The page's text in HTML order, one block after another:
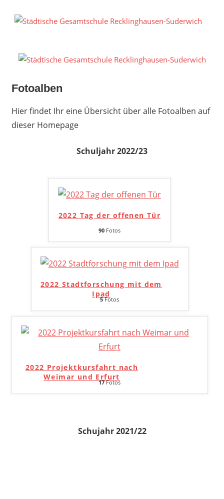
Inhalt
Fotoalben
Hier findet Ihr eine Übersicht über alle Fotoalben auf
dieser Homepage
Schuljahr 2022/23
2022 Tag der offenen Tür
90 Fotos
2022 Stadtforschung mit dem
Ipad
5Fotos
2022 Projektkursfahrt nach
Weimar und Erfurt
17Fotos
Schujahr 2021/22